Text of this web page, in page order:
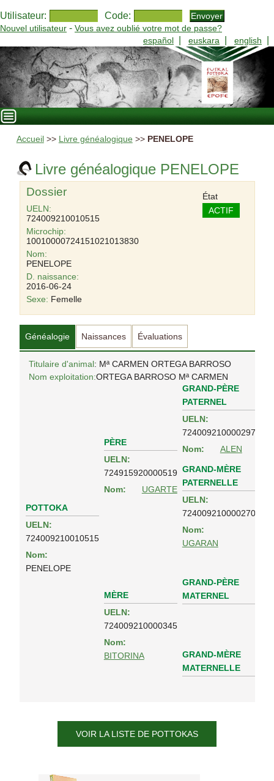
Utilisateur: Code:
Nouvel utilisateur - Vous avez oublié votre mot de passe?
español
euskara english
Accueil >> Livre généalogique >> PENELOPE
Livre généalogique PENELOPE
Dossier
UELN:
724009210010515
Microchip:
10010000724151021013830
Nom:
PENELOPE
D. naissance:
2016-06-24
Sexe: Femelle
État
ACTIF
Généalogie Naissances Évaluations
Titulaire d'animal: Mª CARMEN ORTEGA BARROSO
Nom exploitation:ORTEGA BARROSO Mª CARMEN
POTTOKA
UELN:
724009210010515
Nom:
PENELOPE
PÈRE
UELN:
724915920000519
Nom:
UGARTE
GRAND-PÈRE
PATERNEL
UELN:
724009210000297
Nom:
ALEN
GRAND-MÈRE
PATERNELLE
UELN:
724009210000270
Nom:
UGARAN
MÈRE
UELN:
724009210000345
Nom:
BITORINA
GRAND-PÈRE
MATERNEL
GRAND-MÈRE
MATERNELLE
VOIR LA LISTE DE POTTOKAS